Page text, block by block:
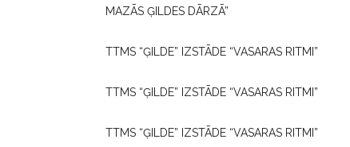
MAZĀS ĢILDES DĀRZĀ”
TTMS “ĢILDE” IZSTĀDE “VASARAS RITMI”
TTMS “ĢILDE” IZSTĀDE “VASARAS RITMI”
TTMS “ĢILDE” IZSTĀDE “VASARAS RITMI”